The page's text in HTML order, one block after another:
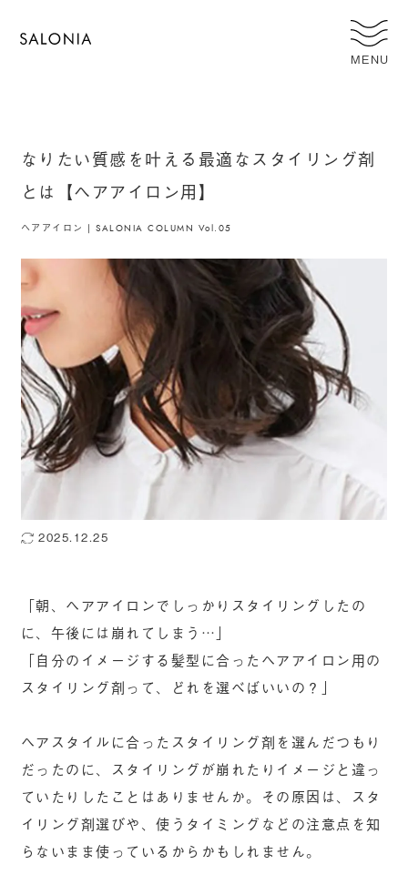
MENU
なりたい質感を叶える最適なスタイリング剤
とは【ヘアアイロン用】
ヘアアイロン | SALONIA COLUMN Vol.05
2025.12.25
「朝、ヘアアイロンでしっかりスタイリングしたの
に、午後には崩れてしまう…」
「自分のイメージする髪型に合ったヘアアイロン用の
スタイリング剤って、どれを選べばいいの？」
ヘアスタイルに合ったスタイリング剤を選んだつもり
だったのに、スタイリングが崩れたりイメージと違っ
ていたりしたことはありませんか。その原因は、スタ
イリング剤選びや、使うタイミングなどの注意点を知
らないまま使っているからかもしれません。